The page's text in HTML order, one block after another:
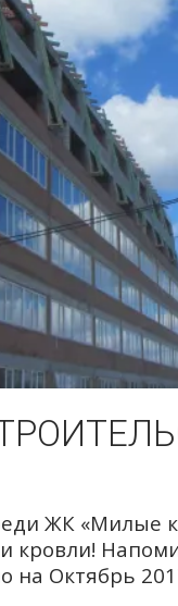
ЖК «Милые
кровли!
на Октябрь